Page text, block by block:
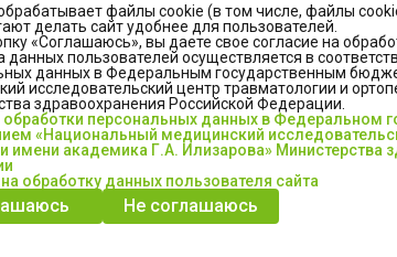
своём выступлении Владислав Викторович
файлы cookie (в том числе, файлы
делать сайт удобнее для пользователей.
«Соглашаюсь», вы даете свое согласие на
данных пользователей осуществляется в
данных в Федеральным государственным
исследовательский центр травматологии и
здравоохранения Российской Федерации.
обработки персональных данных в Федеральном
«Национальный медицинский
имени академика Г.А. Илизарова» Министерства
обработку данных пользователя сайта
Не соглашаюсь